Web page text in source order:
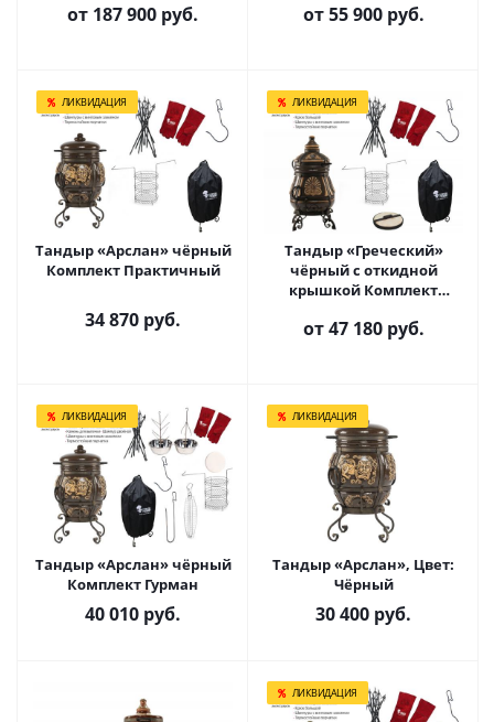
от 187 900 руб. от55 900 руб.
ЛИКВИДАЦИЯ
Тандыр «Арслан» чёрный
Комплект Практичный
34 870 руб.
ЛИКВИДАЦИЯ
Тандыр «Греческий»
чёрный с откидной
крышкой Комплект
от47 180 руб.
ЛИКВИДАЦИЯ
Тандыр «Арслан» чёрный
Комплект Гурман
40 010 руб.
ЛИКВИДАЦИЯ
Тандыр «Арслан», Цвет:
Чёрный
30 400 руб.
ЛИКВИДАЦИЯ